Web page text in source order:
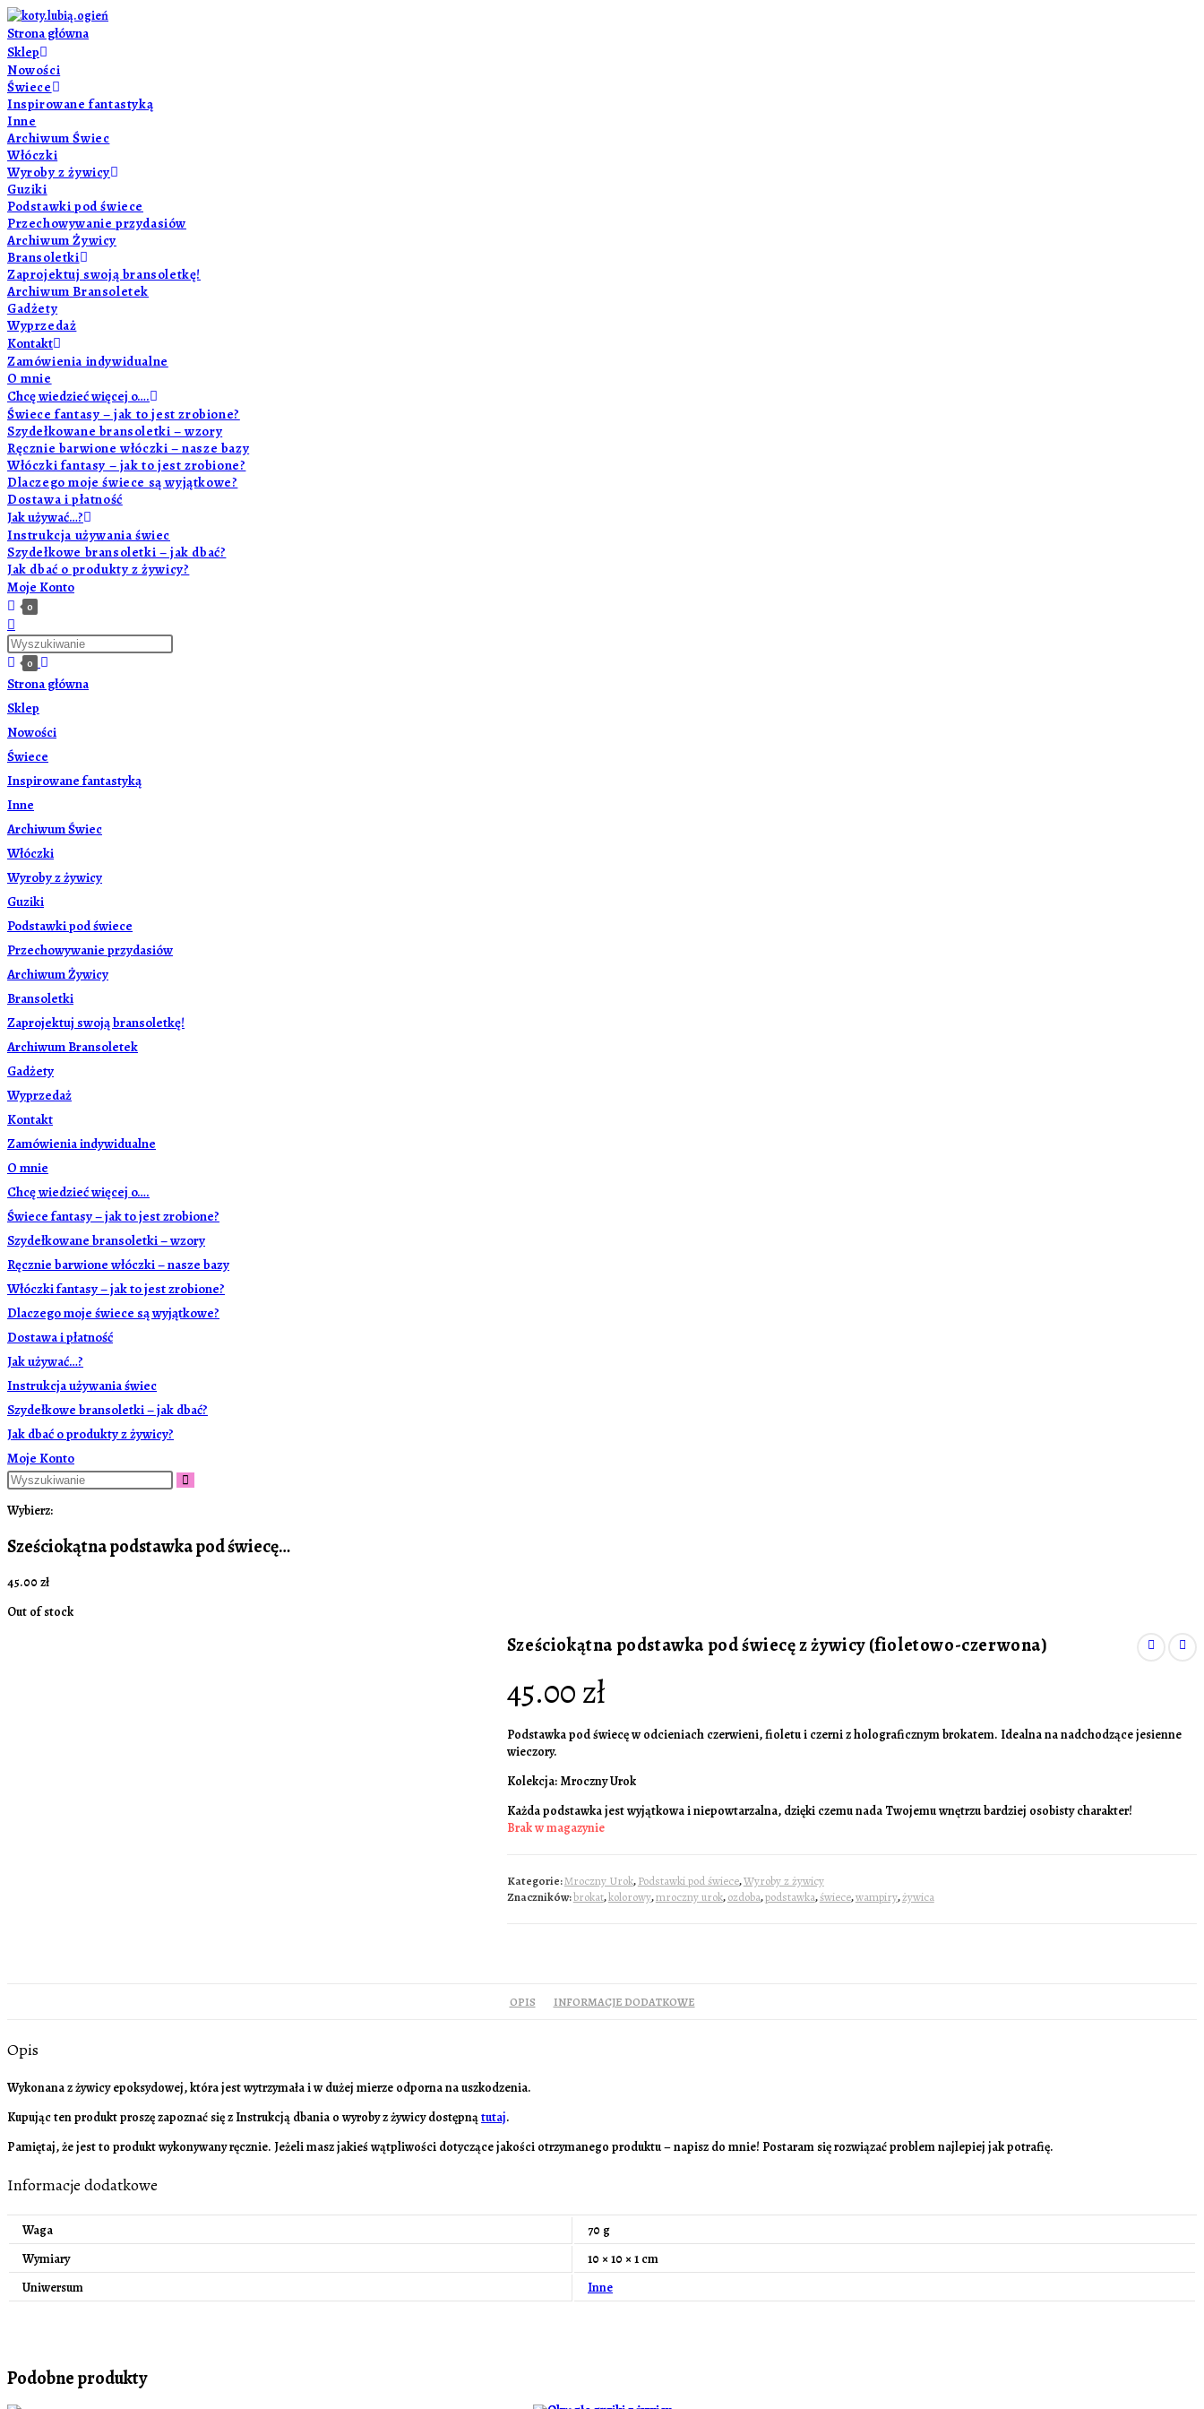
Strona główna
Sklep
Nowości
Świece
Inspirowane fantastyką
Inne
Archiwum Świec
Włóczki
Wyroby z żywicy
Guziki
Podstawki pod świece
Przechowywanie przydasiów
Archiwum Żywicy
Bransoletki
Zaprojektuj swoją bransoletkę!
Archiwum Bransoletek
Gadżety
Wyprzedaż
Kontakt
Zamówienia indywidualne
O mnie
Chcę wiedzieć więcej o….
Świece fantasy – jak to jest zrobione?
Szydełkowane bransoletki – wzory
Ręcznie barwione włóczki – nasze bazy
Włóczki fantasy – jak to jest zrobione?
Dlaczego moje świece są wyjątkowe?
Dostawa i płatność
Jak używać…?
Instrukcja używania świec
Szydełkowe bransoletki – jak dbać?
Jak dbać o produkty z żywicy?
Moje Konto
0
0
Strona główna
Sklep
Nowości
Świece
Inspirowane fantastyką
Inne
Archiwum Świec
Włóczki
Wyroby z żywicy
Guziki
Podstawki pod świece
Przechowywanie przydasiów
Archiwum Żywicy
Bransoletki
Zaprojektuj swoją bransoletkę!
Archiwum Bransoletek
Gadżety
Wyprzedaż
Kontakt
Zamówienia indywidualne
O mnie
Chcę wiedzieć więcej o….
Świece fantasy – jak to jest zrobione?
Szydełkowane bransoletki – wzory
Ręcznie barwione włóczki – nasze bazy
Włóczki fantasy – jak to jest zrobione?
Dlaczego moje świece są wyjątkowe?
Dostawa i płatność
Jak używać…?
Instrukcja używania świec
Szydełkowe bransoletki – jak dbać?
Jak dbać o produkty z żywicy?
Moje Konto
Wybierz:
Sześciokątna podstawka pod świecę…
45.00 zł
Out of stock
Sześciokątna podstawka pod świecę z żywicy (fioletowo-czerwona)
45.00zł
Podstawka pod świecę w odcieniach czerwieni, fioletu i czerni z holograficznym brokatem. Idealna na nadchodzące jesienne
wieczory.
Kolekcja: Mroczny Urok
Każda podstawka jest wyjątkowa i niepowtarzalna, dzięki czemu nada Twojemu wnętrzu bardziej osobisty charakter!
Brak w magazynie
Kategorie:Mroczny Urok,Podstawki pod świece,Wyroby z żywicy
Znaczników:brokat,kolorowy,mroczny urok,ozdoba,podstawka,świece,wampiry,żywica
OPIS INFORMACJE DODATKOWE
Opis
Wykonana z żywicy epoksydowej, która jest wytrzymała i w dużej mierze odporna na uszkodzenia.
Kupując ten produkt proszę zapoznać się z Instrukcją dbania o wyroby z żywicy dostępnątutaj.
Pamiętaj, że jest to produkt wykonywany ręcznie. Jeżeli masz jakieś wątpliwości dotyczące jakości otrzymanego produktu – napisz do mnie! Postaram się rozwiązać problem najlepiej jak potrafię.
Informacje dodatkowe
Waga
70 g
Wymiary
10 × 10 × 1 cm
Uniwersum
Inne
Podobne produkty